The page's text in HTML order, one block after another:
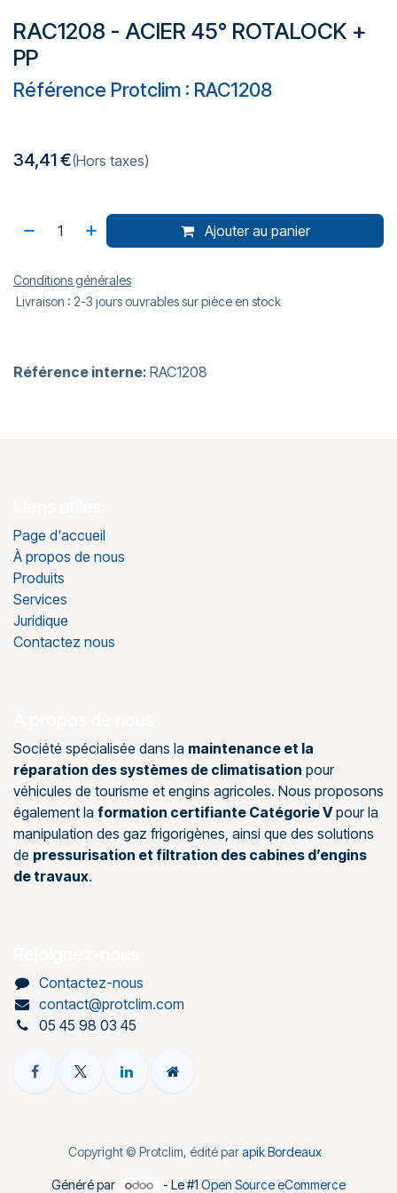
RAC1208 - ACIER 45° ROTALOCK +
PP
Référence Protclim : RAC1208
34,41€(Hors taxes)
Ajouter au panier
Conditions générales
Livraison : 2-3 jours ouvrables sur pièce en stock
Référence interne: RAC1208
Page d'accueil
À propos de nous
Produits
Services
Juridique
Contactez nous
Société spécialisée dans la maintenance et la
réparation des systèmes de climatisation pour
véhicules de tourisme et engins agricoles. Nous proposons
également la formation certifiante Catégorie Vpour la
manipulation des gaz frigorigènes, ainsi que des solutions
de pressurisation et filtration des cabines d’engins
de travaux.
Contactez-nous
contact@protclim.com
05 45 98 03 45
Copyright © Protclim, édité parapik Bordeaux
Généré par - Le #1Open Source eCommerce